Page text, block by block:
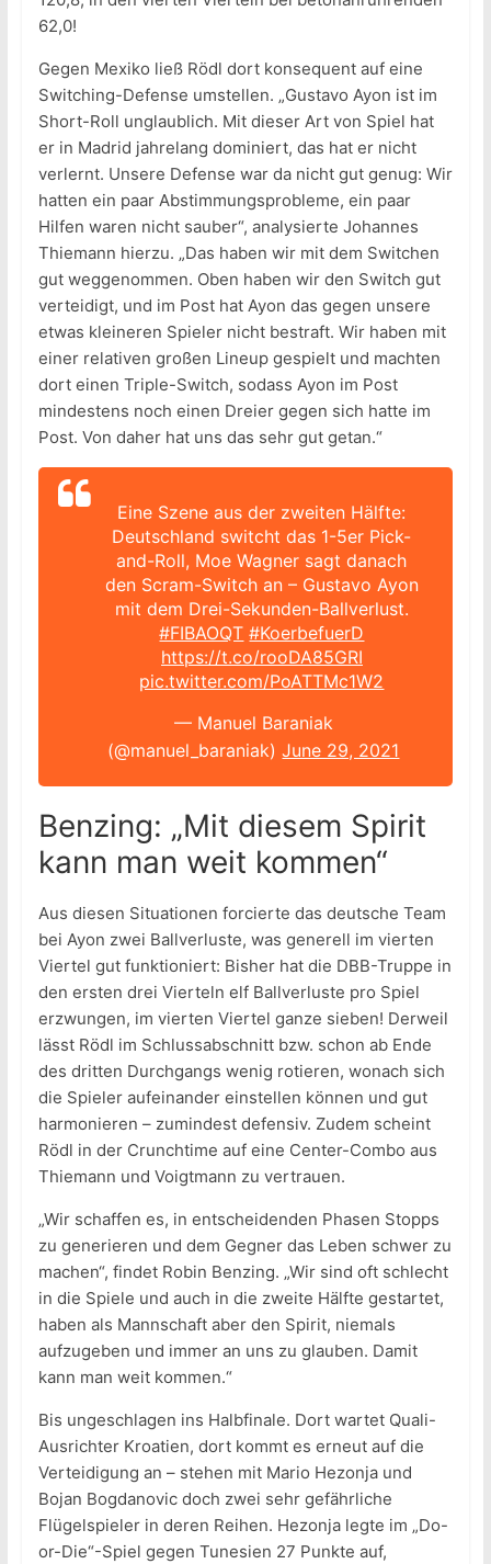
62,0!
Gegen Mexiko ließ Rödl dort konsequent auf eine
Switching-Defense umstellen. „Gustavo Ayon ist im
Short-Roll unglaublich. Mit dieser Art von Spiel hat
er in Madrid jahrelang dominiert, das hat er nicht
verlernt. Unsere Defense war da nicht gut genug: Wir
hatten ein paar Abstimmungsprobleme, ein paar
Hilfen waren nicht sauber“, analysierte Johannes
Thiemann hierzu. „Das haben wir mit dem Switchen
gut weggenommen. Oben haben wir den Switch gut
verteidigt, und im Post hat Ayon das gegen unsere
etwas kleineren Spieler nicht bestraft. Wir haben mit
einer relativen großen Lineup gespielt und machten
dort einen Triple-Switch, sodass Ayon im Post
mindestens noch einen Dreier gegen sich hatte im
Post. Von daher hat uns das sehr gut getan.“
Eine Szene aus der zweiten Hälfte:
Deutschland switcht das 1-5er Pick-
and-Roll, Moe Wagner sagt danach
den Scram-Switch an – Gustavo Ayon
mit dem Drei-Sekunden-Ballverlust.
#FIBAOQT #KoerbefuerD
https://t.co/rooDA85GRI
pic.twitter.com/PoATTMc1W2
— Manuel Baraniak
(@manuel_baraniak)June 29, 2021
Benzing: „Mit diesem Spirit
kann man weit kommen“
Aus diesen Situationen forcierte das deutsche Team
bei Ayon zwei Ballverluste, was generell im vierten
Viertel gut funktioniert: Bisher hat die DBB-Truppe in
den ersten drei Vierteln elf Ballverluste pro Spiel
erzwungen, im vierten Viertel ganze sieben! Derweil
lässt Rödl im Schlussabschnitt bzw. schon ab Ende
des dritten Durchgangs wenig rotieren, wonach sich
die Spieler aufeinander einstellen können und gut
harmonieren – zumindest defensiv. Zudem scheint
Rödl in der Crunchtime auf eine Center-Combo aus
Thiemann und Voigtmann zu vertrauen.
„Wir schaffen es, in entscheidenden Phasen Stopps
zu generieren und dem Gegner das Leben schwer zu
machen“, findet Robin Benzing. „Wir sind oft schlecht
in die Spiele und auch in die zweite Hälfte gestartet,
haben als Mannschaft aber den Spirit, niemals
aufzugeben und immer an uns zu glauben. Damit
kann man weit kommen.“
Bis ungeschlagen ins Halbfinale. Dort wartet Quali-
Ausrichter Kroatien, dort kommt es erneut auf die
Verteidigung an – stehen mit Mario Hezonja und
Bojan Bogdanovic doch zwei sehr gefährliche
Flügelspieler in deren Reihen. Hezonja legte im „Do-
or-Die“-Spiel gegen Tunesien 27 Punkte auf,